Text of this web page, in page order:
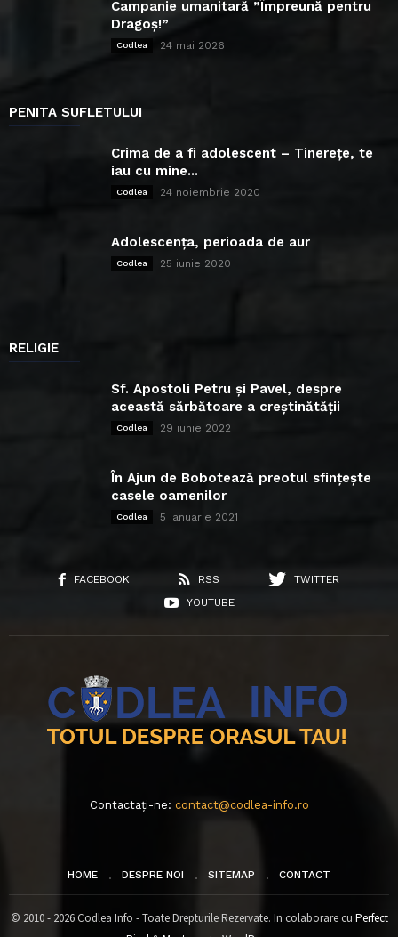
Campanie umanitară ”Împreună pentru
Dragoș!”
Codlea 24 mai 2026
PENITA SUFLETULUI
Crima de a fi adolescent – Tinerețe, te
iau cu mine...
Codlea 24 noiembrie 2020
Adolescența, perioada de aur
Codlea 25 iunie 2020
RELIGIE
Sf. Apostoli Petru și Pavel, despre
această sărbătoare a creștinătății
Codlea 29 iunie 2022
În Ajun de Bobotează preotul sfințește
casele oamenilor
Codlea 5 ianuarie 2021
FACEBOOK RSS
TWITTER
YOUTUBE
Contactați-ne: contact@codlea-info.ro
HOME DESPRE NOI SITEMAP CONTACT
© 2010 - 2026 Codlea Info - Toate Drepturile Rezervate. In colaborare cu Perfect